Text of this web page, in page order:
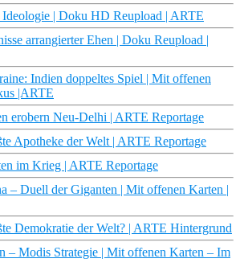
Ideologie | Doku HD Reupload | ARTE
arrangierter Ehen | Doku Reupload |
Indien doppeltes Spiel | Mit offenen
|ARTE
erobern Neu-Delhi | ARTE Reportage
Apotheke der Welt | ARTE Reportage
im Krieg | ARTE Reportage
– Duell der Giganten | Mit offenen Karten |
Demokratie der Welt? | ARTE Hintergrund
– Modis Strategie | Mit offenen Karten – Im